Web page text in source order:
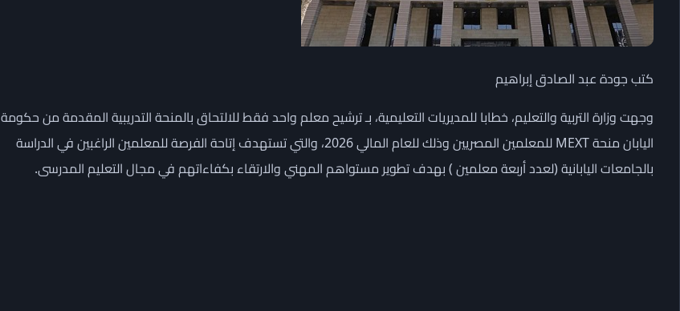
كتب جودة عبد الصادق إبراهيم
وجهت وزارة التربية والتعليم، خطابا للمديريات التعليمية، بـ ترشيح معلم واحد فقط للالتحاق بالمنحة التدريبية المقدمة من حكومة
اليابان منحة MEXT للمعلمين المصريين وذلك للعام المالي 2026، والتي تستهدف إتاحة الفرصة للمعلمين الراغبين في الدراسة
بالجامعات اليابانية (لعدد أربعة معلمين ) بهدف تطوير مستواهم المهني والارتقاء بكفاءاتهم في مجال التعليم المدرسى.